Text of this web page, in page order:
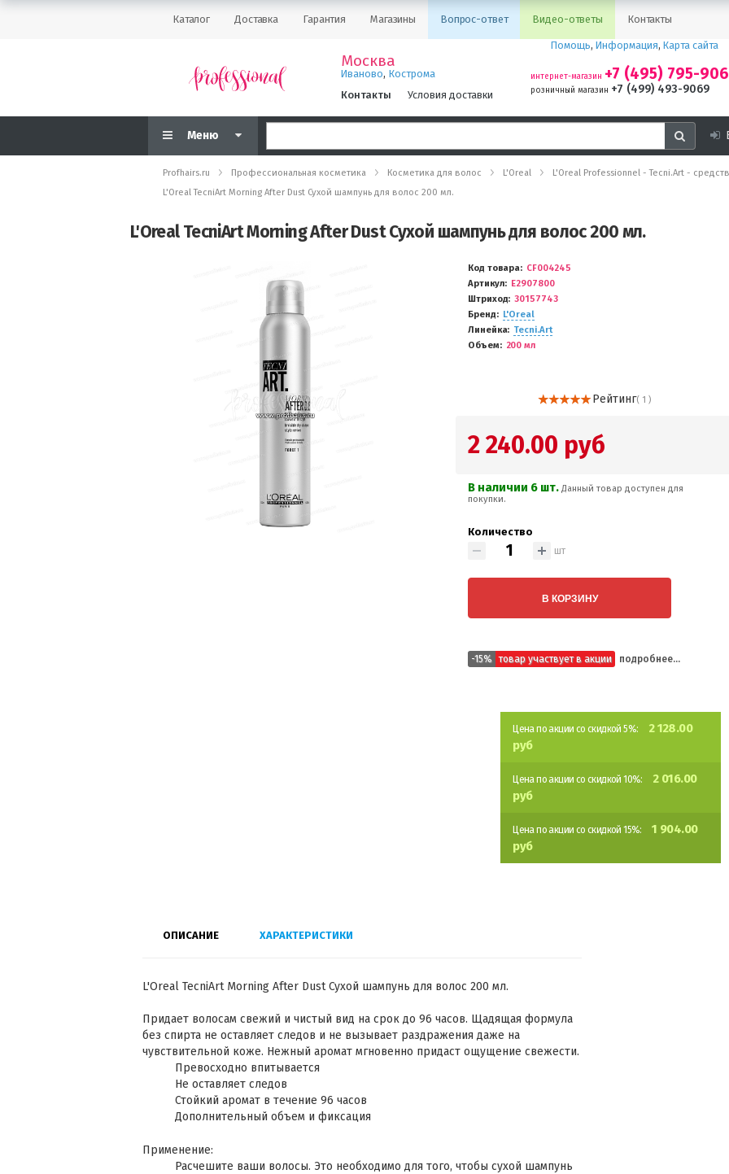
Каталог Доставка Гарантия Магазины Вопрос-ответ Видео-ответы Контакты
Москва
Иваново, Кострома
Контакты
Условия доставки
Помощь, Информация, Карта сайта
интернет-магазин +7 (495) 795-
розничный магазин +7 (499) 493-9069
Меню
Profhairs.ru Профессиональная косметика Косметика для волос L'Oreal
L'Oreal Professionnel - Tecni.Art -
L'Oreal TecniArt Morning After Dust Сухой шампунь для волос 200 мл.
L'Oreal TecniArt Morning After Dust Сухой шампунь для волос 200 мл.
Код товара
CF004245
Артикул
E2907800
Штриход
30157743
Бренд
L'Oreal
Линейка
Tecni.Art
Объем
200 мл
Рейтинг( 1 )
2 240.00 руб
В наличии 6 шт.Данный товар доступен для
покупки.
Количество
шт
В КОРЗИНУ
-15% товар участвует в акции подробнее...
Цена по акции со скидкой 5%:
2 128.00
руб
Цена по акции со скидкой 10%:
2 016.00
руб
Цена по акции со скидкой 15%:
1 904.00
руб
ОПИСАНИЕ ХАРАКТЕРИСТИКИ
L'Oreal TecniArt Morning After Dust Сухой шампунь для волос 200 мл.
Придает волосам свежий и чистый вид на срок до 96 часов. Щадящая формула
без спирта не оставляет следов и не вызывает раздражения даже на
чувствительной коже. Нежный аромат мгновенно придаст ощущение свежести.
Превосходно впитывается
Не оставляет следов
Стойкий аромат в течение 96 часов
Дополнительный объем и фиксация
Применение:
Расчешите ваши волосы. Это необходимо для того, чтобы сухой шампунь